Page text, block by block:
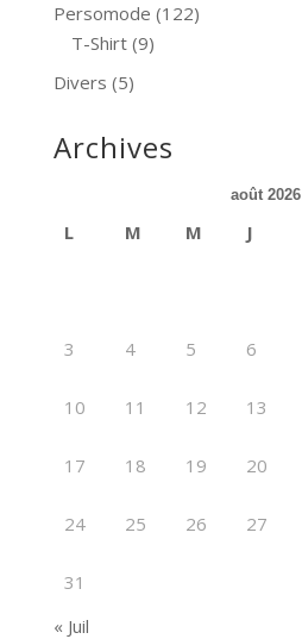
Persomode (122)
T-Shirt (9)
Divers (5)
Archives
août 2026
L M M J
3 4 5 6
10 11 12 13
17 18 19 20
24 25 26 27
31
« Juil